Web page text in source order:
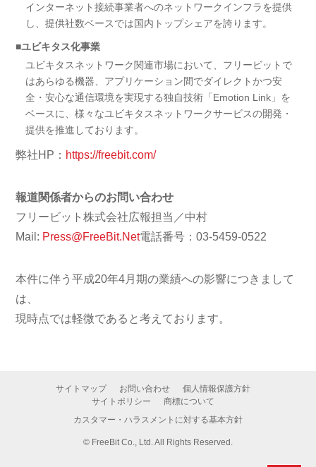
インターネット接続事業者へのネットワークインフラを提供
し、提供社数ベースでは国内トップシェアを誇ります。
■ユビキタス化事業
ユビキタスネットワーク関連市場において、フリービットで
はあらゆる機器、アプリケーション間でダイレクトかつ安
全・安心な通信環境を実現する独自技術「Emotion Link」を
ベースに、様々なユビキタスネットワークサービスの開発・
提供を推進しております。
弊社HP： https://freebit.com/
報道関係者からのお問い合わせ
フリービット株式会社広報担当／中村
Mail: Press@FreeBit.Net電話番号：03-5459-0522
本件に伴う平成20年4月期の業績への影響につきまして
は、
現時点では軽微であると考えております。
サイトマップ お問い合わせ
個人情報保護方針
サイトポリシー
商標について
カスタマー・ハラスメントに対する基本方針
© FreeBit Co., Ltd. All Rights Reserved.